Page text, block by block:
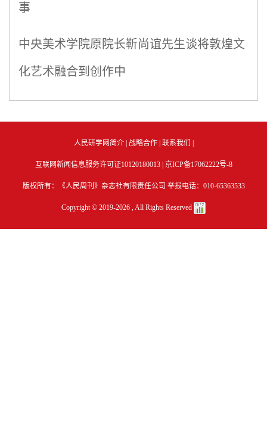
事
中央美术学院原院长靳尚谊先生谈将敦煌文
化艺术融合到创作中
人民研学网简介| 战略合作| 联系我们 |
互联网新闻信息服务许可证10120180013 | 京ICP备17062222号-8
版权所有：《人民周刊》杂志社有限责任公司 举报电话：010-65363533
Copyright © 2019-2026 , All Rights Reserved